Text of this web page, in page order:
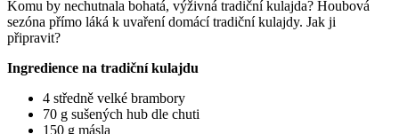
Komu by nechutnala bohatá, výživná tradiční kulajda? Houbová
sezóna přímo láká k uvaření domácí tradiční kulajdy. Jak ji
připravit?
Ingredience na tradiční kulajdu
4 středně velké brambory
70 g sušených hub dle chuti
150 g másla